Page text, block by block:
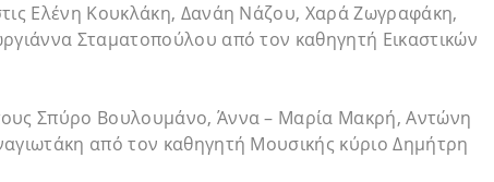
Ελένη Κουκλάκη, Δανάη Νάζου, Χαρά Ζωγραφάκη,
Σταματοπούλου από τον καθηγητή Εικαστικών
Σπύρο Βουλουμάνο, Άννα – Μαρία Μακρή, Αντώνη
από τον καθηγητή Μουσικής κύριο Δημήτρη